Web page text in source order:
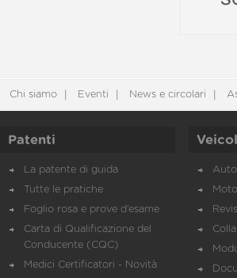
Chi siamo Eventi News e circolari
Patenti
La patente di guida
Tutte le pratiche
Foglio rosa e prove d’esame
Carta di Qualificazione del
Conducente (CQC)
Medici Certificatori - Novità